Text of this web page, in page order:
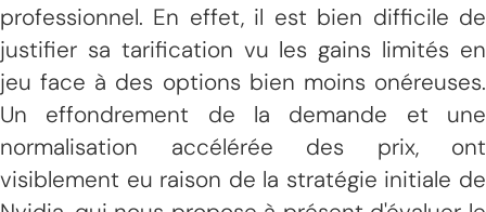
professionnel. En effet, il est bien difficile de
justifier sa tarification vu les gains limités en
jeu face à des options bien moins onéreuses.
Un effondrement de la demande et une
normalisation accélérée des prix, ont
visiblement eu raison de la stratégie initiale de